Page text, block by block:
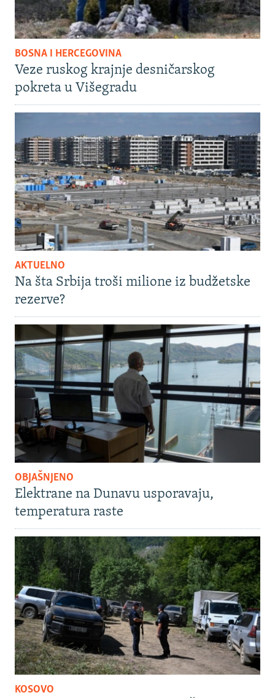
BOSNA I HERCEGOVINA
Veze ruskog krajnje desničarskog
pokreta u Višegradu
AKTUELNO
Na šta Srbija troši milione iz budžetske
rezerve?
OBJAŠNJENO
Elektrane na Dunavu usporavaju,
temperatura raste
KOSOVO